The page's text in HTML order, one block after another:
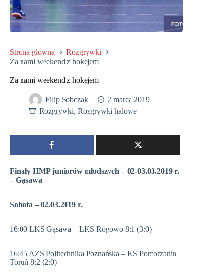
Strona główna
Rozgrywki
Za nami weekend z hokejem
Za nami weekend z hokejem
Filip Sobczak
2 marca 2019
Rozgrywki, Rozgrywki halowe
Finały HMP juniorów młodszych – 02-03.03.2019 r.
– Gąsawa
Sobota – 02.03.2019 r.
16:00 LKS Gąsawa – LKS Rogowo 8:1 (3:0)
16:45 AZS Politechnika Poznańska – KS Pomorzanin
Toruń 8:2 (2:0)